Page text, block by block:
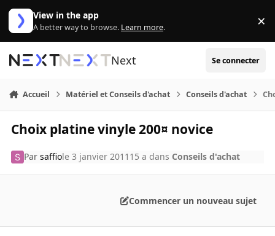
Aller au contenu
View in the app
A better way to browse. Learn more. ×
Next Se connecter
Accueil Matériel et Conseils d'achat Conseils d'achat
Choix platine vinyle 200¤ novice
Parsaffiole 3 janvier 2011 15 a dans Conseils d'achat
Commencer un nouveau sujet